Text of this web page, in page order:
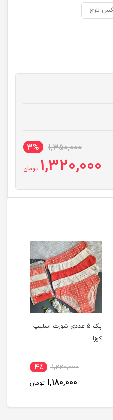
1,350,000
3%
1,320,000 تومان
پک 5 عددی شورت اسلیپ
کوزا
1,220,000 4٪
1,180,000 تومان